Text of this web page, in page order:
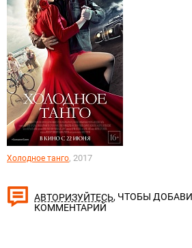
Холодное танго, 2017
АВТОРИЗУЙТЕСЬ, ЧТОБЫ
КОММЕНТАРИЙ